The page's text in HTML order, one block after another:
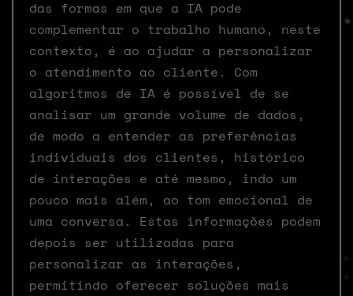
das formas em que a IA pode
complementar o trabalho humano, neste
contexto, é ao ajudar a personalizar
o atendimento ao cliente. Com
algoritmos de IA é possível de se
analisar um grande volume de dados,
de modo a entender as preferências
individuais dos clientes, histórico
de interações e até mesmo, indo um
pouco mais além, ao tom emocional de
uma conversa. Estas informações podem
depois ser utilizadas para
personalizar as interações,
permitindo oferecer soluções mais